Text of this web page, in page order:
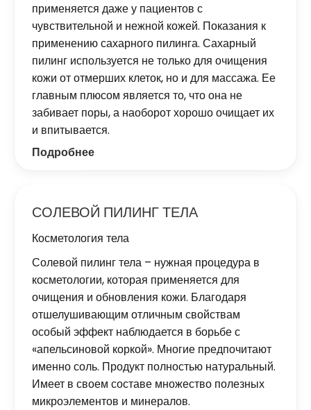
применяется даже у пациентов с
чувствительной и нежной кожей. Показания к
применению сахарного пилинга. Сахарный
пилинг используется не только для очищения
кожи от отмерших клеток, но и для массажа. Ее
главным плюсом является то, что она не
забивает поры, а наоборот хорошо очищает их
и впитывается.
Подробнее
СОЛЕВОЙ ПИЛИНГ ТЕЛА
Косметология тела
Солевой пилинг тела – нужная процедура в
косметологии, которая применяется для
очищения и обновления кожи. Благодаря
отшелушивающим отличным свойствам
особый эффект наблюдается в борьбе с
«апельсиновой коркой». Многие предпочитают
именно соль. Продукт полностью натуральный.
Имеет в своем составе множество полезных
микроэлементов и минералов.